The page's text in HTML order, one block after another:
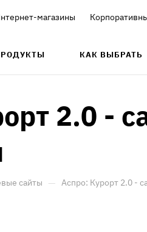
магазины
КАК ВЫБРАТЬ
2.0 -
сайты — Аспро: Курорт 2.0 -